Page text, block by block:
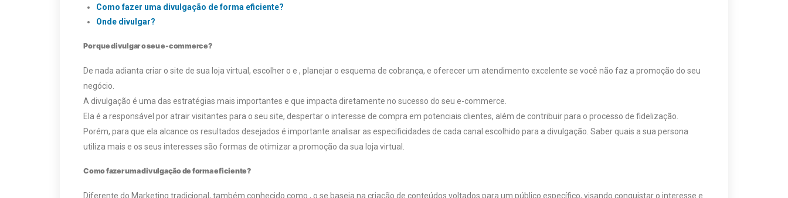
Como fazer uma divulgação de forma eficiente?
Onde divulgar?
Por que divulgar o seu e-commerce?
De nada adianta criar o site de sua loja virtual, escolher o e , planejar o esquema de cobrança, e oferecer um atendimento excelente se você não faz a promoção do seu
negócio.
A divulgação é uma das estratégias mais importantes e que impacta diretamente no sucesso do seu e-commerce.
Ela é a responsável por atrair visitantes para o seu site, despertar o interesse de compra em potenciais clientes, além de contribuir para o processo de fidelização.
Porém, para que ela alcance os resultados desejados é importante analisar as especificidades de cada canal escolhido para a divulgação. Saber quais a sua persona
utiliza mais e os seus interesses são formas de otimizar a promoção da sua loja virtual.
Como fazer uma divulgação de forma eficiente?
Diferente do Marketing tradicional, também conhecido como , o se baseia na criação de conteúdos voltados para um público específico, visando conquistar o interesse e